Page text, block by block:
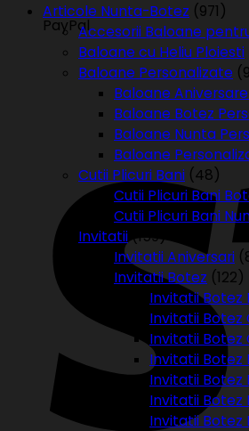
PayPal
Articole Nunta-Botez (971)
Accesorii Baloane
Baloane cu Heliu Ploiesti
Baloane Personalizate
Baloane
Baloane Botez
Baloane Nunta
Baloane
Cutii Plicuri Bani (48)
Cutii Plicuri Bani
Cutii Plicuri Bani
Invitatii(159)
Invitatii Aniversari
Invitatii Botez (122)
Invitatii Botez
Invitatii Botez
Invitatii Botez
Invitatii Botez
Invitatii Botez
Invitatii Botez
Invitatii Botez